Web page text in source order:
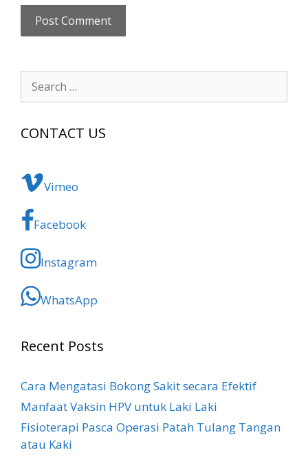
Search
for:
CONTACT US
Vimeo
Facebook
Instagram
WhatsApp
Recent Posts
Cara Mengatasi Bokong Sakit​ secara Efektif
Manfaat Vaksin HPV untuk Laki Laki
Fisioterapi Pasca Operasi Patah Tulang Tangan
atau Kaki